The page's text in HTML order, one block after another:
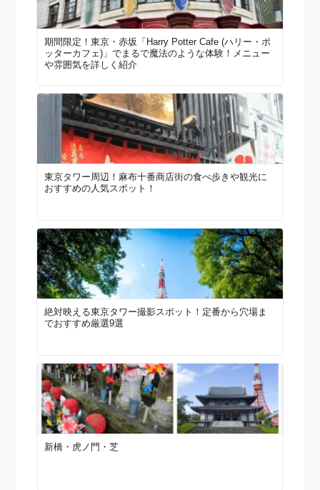
期間限定！東京・赤坂「Harry Potter Cafe (ハリー・ポ
ッターカフェ)」でまるで魔法のような体験！メニュー
や雰囲気を詳しく紹介
東京タワー周辺！麻布十番商店街の食べ歩きや観光に
おすすめの人気スポット！
絶対映える東京タワー撮影スポット！定番から穴場ま
でおすすめ厳選9選
新橋・虎ノ門・芝